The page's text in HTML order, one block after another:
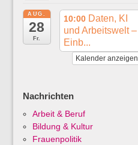
AUG.
28
Fr.
10:00 Daten, KI
und Arbeitswelt –
Einb...
Kalender anzeigen
Nachrichten
Arbeit & Beruf
Bildung & Kultur
Frauenpolitik